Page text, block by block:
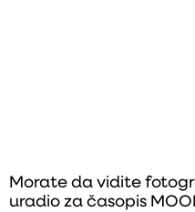
Morate da vidite
uradio za časopis